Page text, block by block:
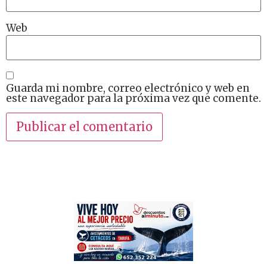
Web
Guarda mi nombre, correo electrónico y web en
este navegador para la próxima vez que comente.